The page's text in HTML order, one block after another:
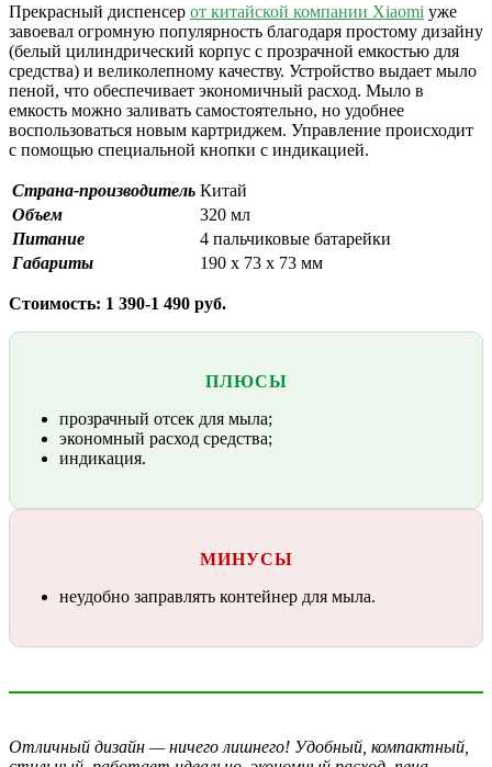
Прекрасный диспенсер от китайской компании Xiaomi уже
завоевал огромную популярность благодаря простому дизайну
(белый цилиндрический корпус с прозрачной емкостью для
средства) и великолепному качеству. Устройство выдает мыло
пеной, что обеспечивает экономичный расход. Мыло в
емкость можно заливать самостоятельно, но удобнее
воспользоваться новым картриджем. Управление происходит
с помощью специальной кнопки с индикацией.
Страна-производитель Китай
Объем
320 мл
Питание
4 пальчиковые батарейки
Габариты
190 х 73 х 73 мм
Стоимость: 1 390-1 490 руб.
ПЛЮСЫ
прозрачный отсек для мыла;
экономный расход средства;
индикация.
МИНУСЫ
неудобно заправлять контейнер для мыла.
Отличный дизайн — ничего лишнего! Удобный, компактный,